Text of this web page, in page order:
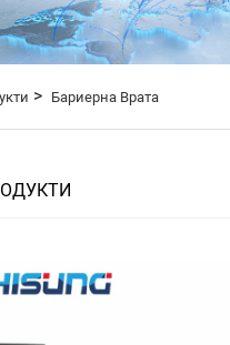
> Бариерна Врата